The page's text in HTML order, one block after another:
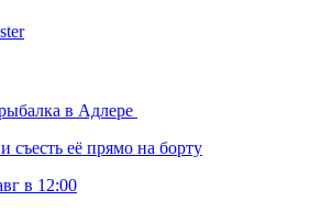
в Адлере
её прямо на борту
в 12:00